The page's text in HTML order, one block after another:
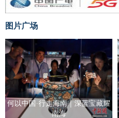
图片广场
何以中国·行走海南｜深蓝宝藏耀
南海